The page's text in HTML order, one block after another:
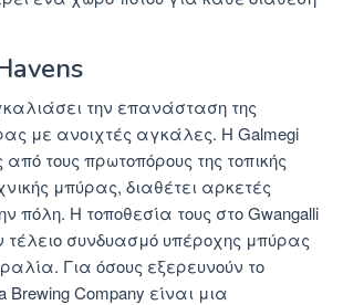
την επανάσταση της
με ανοιχτές αγκάλες. Η Galmegi
τους πρωτοπόρους της τοπικής
μπύρας, διαθέτει αρκετές
πόλη. Η τοποθεσία τους στο Gwangalli
συνδυασμό υπέροχης μπύρας
Για όσους εξερευνούν το
Brewing Company είναι μια